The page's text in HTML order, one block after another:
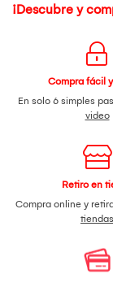
¡Descubre y
Compra fácil
En solo 6 simples
video
Retiro en
Compra online y
tiendas